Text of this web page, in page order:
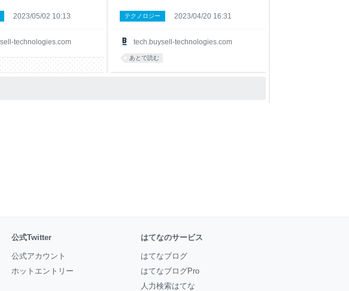
technologies.com
2023/05/02 10:13
tech.buysell-technologies.com
テクノロジー 2023/04/20 16:31
あとで読む
公式Twitter
公式アカウント
ホットエントリー
はてなのサービス
はてなブログ
はてなブログPro
人力検索はてな